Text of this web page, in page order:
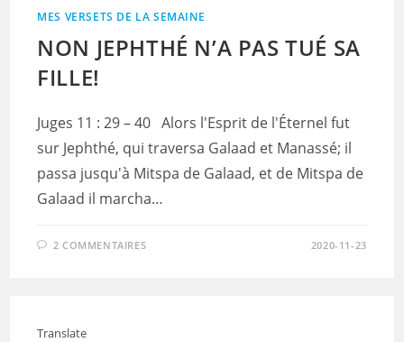
MES VERSETS DE LA SEMAINE
NON JEPHTHÉ N’A PAS TUÉ SA
FILLE!
Juges 11 : 29 – 40 Alors l'Esprit de l'Éternel fut
sur Jephthé, qui traversa Galaad et Manassé; il
passa jusqu'à Mitspa de Galaad, et de Mitspa de
Galaad il marcha…
2 COMMENTAIRES 2020-11-23
Translate